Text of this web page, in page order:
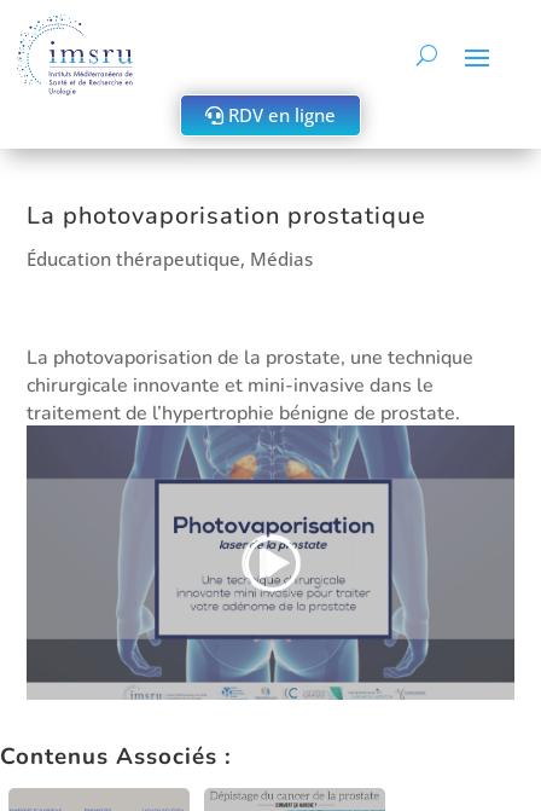
RDV en ligne
La photovaporisation prostatique
Éducation thérapeutique, Médias
La photovaporisation de la prostate, une technique
chirurgicale innovante et mini-invasive dans le
traitement de l’hypertrophie bénigne de prostate.
Contenus Associés :